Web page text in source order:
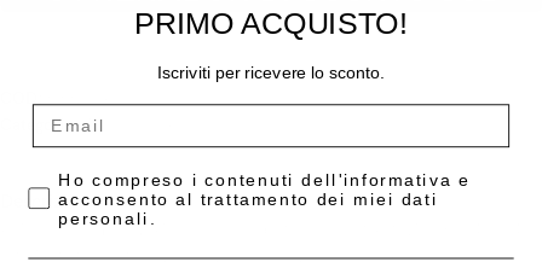
Categoria: Ablatori e Sbiancatori
Descrizione
KIT per P5 HYGENIST, composto da 10 inserti (1S, 10Z, H3, H4L, H4R,
H1, TK1–1L, PH1, PH2R, PH2L), 3 Chiavette, un Box
PRIMO ACQUISTO!
Iscriviti per ricevere lo sconto.
Privacy Policy
Ho compreso i contenuti dell'informativa e
acconsento al trattamento dei miei dati
personali.